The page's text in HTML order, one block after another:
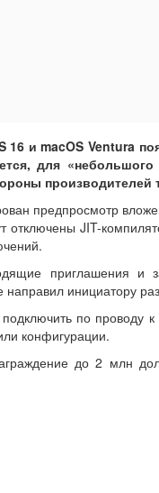
и macOS Ventura
для
производителей
предпросмотр
отключены JIT-
приглашения и
инициатору
по проводу
конфигурации.
до 2 млн